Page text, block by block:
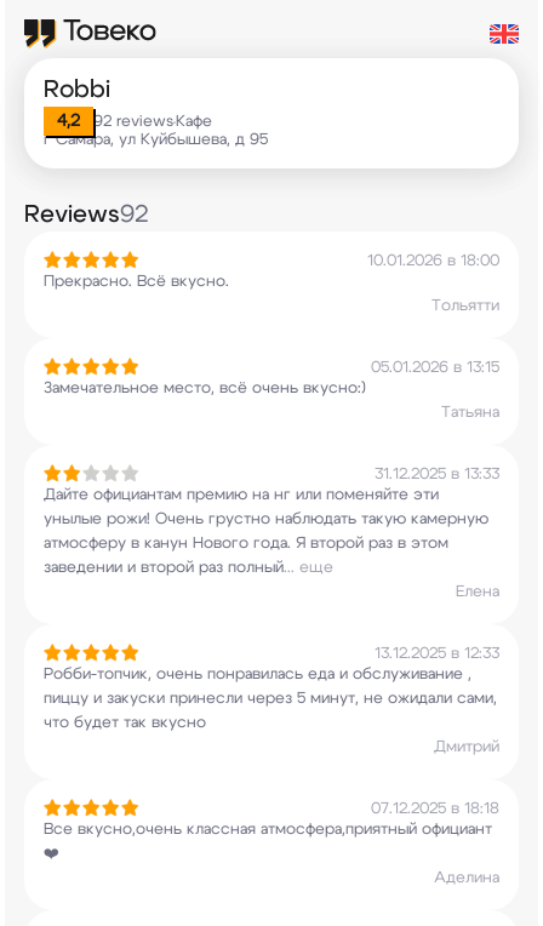
Robbi
4,2 92 reviews•Кафе
г Самара, ул Куйбышева, д 95
Reviews92
10.01.2026 в 18:00
Прекрасно. Всё вкусно.
Тольятти
05.01.2026 в 13:15
Замечательное место, всё очень вкусно:)
Татьяна
31.12.2025 в 13:33
Дайте официантам премию на нг или поменяйте эти
унылые рожи! Очень грустно наблюдать такую камерную
атмосферу в канун Нового года. Я второй раз в этом
заведении и второй раз полный... еще
Елена
13.12.2025 в 12:33
Робби-топчик, очень понравилась еда и обслуживание ,
пиццу и закуски принесли через 5 минут, не ожидали сами,
что будет так вкусно
Дмитрий
07.12.2025 в 18:18
Все вкусно,очень классная атмосфера,приятный официант
❤️
Аделина